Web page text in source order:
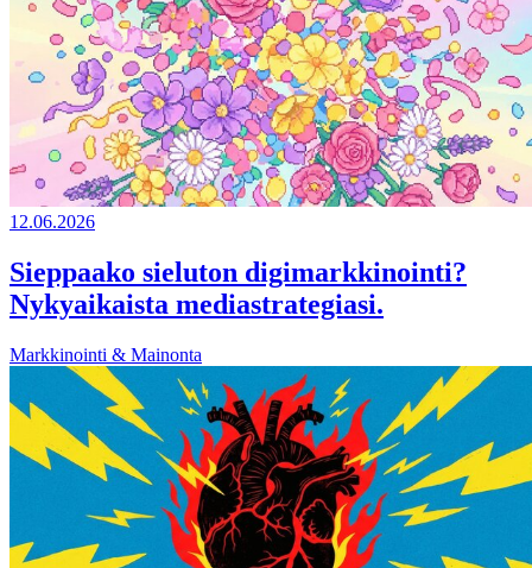
12.06.2026
Sieppaako sieluton digimarkkinointi?
Nykyaikaista mediastrategiasi.
Markkinointi & Mainonta